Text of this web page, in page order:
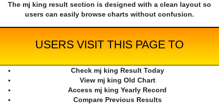
The mj king result section is designed with a clean layout so
users can easily browse charts without confusion.
USERS VISIT THIS PAGE TO
Check mj king Result Today
View mj king Old Chart
Access mj king Yearly Record
Compare Previous Results